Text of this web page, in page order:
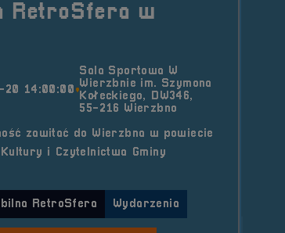
RetroSfera w
14:00:00
Sala Sportowa W
Wierzbnie im. Szymona
Kołeckiego, DW346,
55-216 Wierzbno
zawitać do Wierzbna w powiecie
i Czytelnictwa Gminy
RetroSfera Wydarzenia